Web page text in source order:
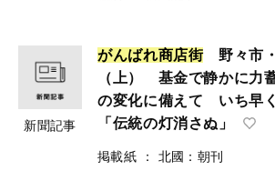
新聞記事
がんばれ商店街野々市・
（上） 基金で静かに力
の変化に備えて いち早
「伝統の灯消さぬ」
掲載紙 ：
北國：朝刊